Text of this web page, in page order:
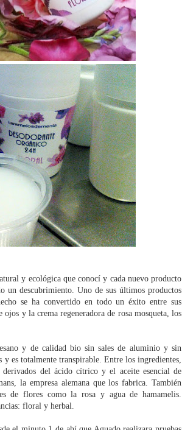
y ecológica que conocí y cada nuevo producto
un descubrimiento. Uno de sus últimos productos
se ha convertido en todo un éxito entre sus
y la crema regeneradora de rosa mosqueta, los
y de calidad bio sin sales de aluminio y sin
es totalmente transpirable. Entre los ingredientes,
del ácido cítrico y el aceite esencial de
la empresa alemana que los fabrica. También
de flores como la rosa y agua de hamamelis.
floral y herbal.